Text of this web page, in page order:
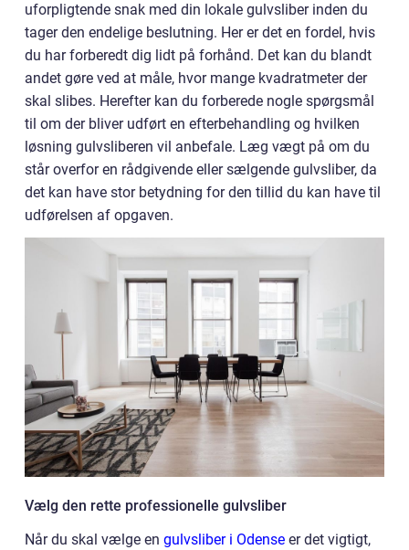
uforpligtende snak med din lokale gulvsliber inden du
tager den endelige beslutning. Her er det en fordel, hvis
du har forberedt dig lidt på forhånd. Det kan du blandt
andet gøre ved at måle, hvor mange kvadratmeter der
skal slibes. Herefter kan du forberede nogle spørgsmål
til om der bliver udført en efterbehandling og hvilken
løsning gulvsliberen vil anbefale. Læg vægt på om du
står overfor en rådgivende eller sælgende gulvsliber, da
det kan have stor betydning for den tillid du kan have til
udførelsen af opgaven.
Vælg den rette professionelle gulvsliber
Når du skal vælge en gulvsliber i Odense er det vigtigt,